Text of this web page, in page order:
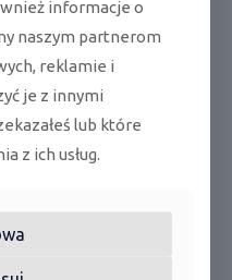
Opcjonalnie (SWC-05W)
4
informacje o
naszym partnerom
reklamie i
je z innymi
lub które
z ich usług.